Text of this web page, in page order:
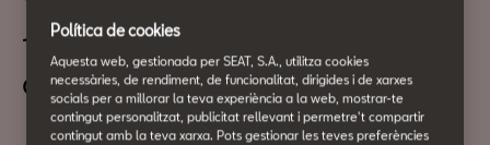
1 de Juny
a les 19:00h
Política de cookies
Aquesta web, gestionada per SEAT, S.A., utilitza cookies
necessàries, de rendiment, de funcionalitat, dirigides i de xarxes
socials per a millorar la teva experiència a la web, mostrar-te
contingut personalitzat, publicitat rellevant i permetre't compartir
contingut amb la teva xarxa. Pots gestionar les teves preferències